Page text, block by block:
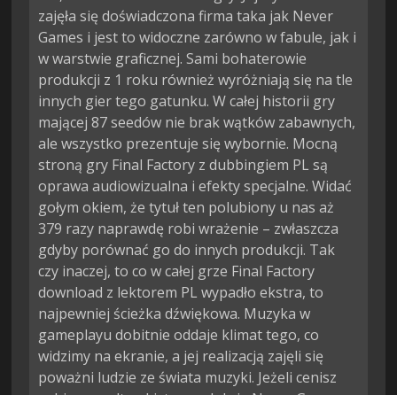
zajęła się doświadczona firma taka jak Never
Games i jest to widoczne zarówno w fabule, jak i
w warstwie graficznej. Sami bohaterowie
produkcji z 1 roku również wyróżniają się na tle
innych gier tego gatunku. W całej historii gry
mającej 87 seedów nie brak wątków zabawnych,
ale wszystko prezentuje się wybornie. Mocną
stroną gry Final Factory z dubbingiem PL są
oprawa audiowizualna i efekty specjalne. Widać
gołym okiem, że tytuł ten polubiony u nas aż
379 razy naprawdę robi wrażenie – zwłaszcza
gdyby porównać go do innych produkcji. Tak
czy inaczej, to co w całej grze Final Factory
download z lektorem PL wypadło ekstra, to
najpewniej ścieżka dźwiękowa. Muzyka w
gameplayu dobitnie oddaje klimat tego, co
widzimy na ekranie, a jej realizacją zajęli się
poważni ludzie ze świata muzyki. Jeżeli cenisz